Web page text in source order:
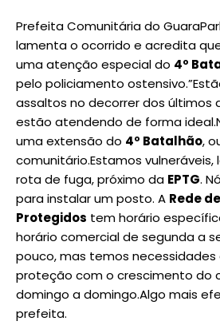
Prefeita Comunitária do
lamenta o ocorrido e acredita
uma atenção especial do 4º
pelo policiamento
assaltos no decorrer dos últimos
estão atendendo de forma
uma extensão do 4º Batalhão,
comunitário.Estamos vulneráveis,
rota de fuga, próximo da EPTG.
para instalar um posto. A Rede
Protegidos tem horário
horário comercial de segunda a
pouco, mas temos
proteção com o crescimento do
domingo a domingo.Algo mais
prefeita.